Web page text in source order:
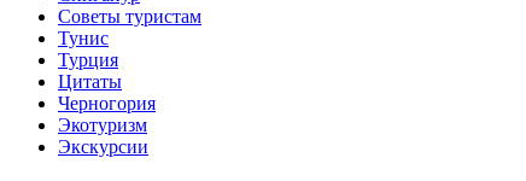
Советы туристам
Тунис
Турция
Цитаты
Черногория
Экотуризм
Экскурсии